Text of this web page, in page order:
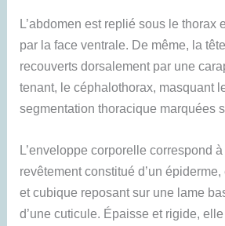
L’abdomen est replié sous le thorax
par la face ventrale. De même, la
recouverts dorsalement par une
tenant, le céphalothorax, masquant
segmentation thoracique marquées
L’enveloppe corporelle correspond
revêtement constitué d’un
et cubique reposant sur une lame
d’une cuticule. Épaisse et rigide,